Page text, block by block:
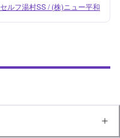
セルフ湯村SS / (株)ニュー平和